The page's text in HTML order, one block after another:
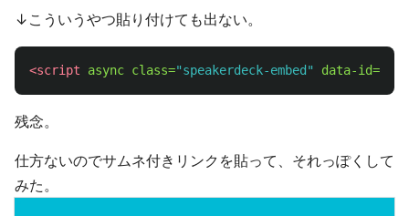
↓こういうやつ貼り付けても出ない。
<script async class="speakerdeck-embed" data-id=
残念。
仕方ないのでサムネ付きリンクを貼って、それっぽくして
みた。